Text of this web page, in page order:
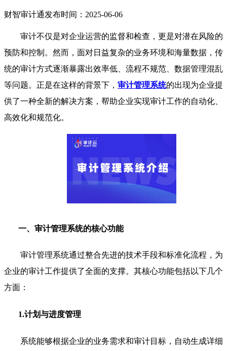
财智审计通发布时间：2025-06-06
审计不仅是对企业运营的监督和检查，更是对潜在风险的
预防和控制。然而，面对日益复杂的业务环境和海量数据，传
统的审计方式逐渐暴露出效率低、流程不规范、数据管理混乱
等问题。正是在这样的背景下， 审计管理系统的出现为企业提
供了一种全新的解决方案，帮助企业实现审计工作的自动化、
高效化和规范化。
一、审计管理系统的核心功能
审计管理系统通过整合先进的技术手段和标准化流程，为
企业的审计工作提供了全面的支撑。其核心功能包括以下几个
方面：
1.计划与进度管理
系统能够根据企业的业务需求和审计目标，自动生成详细